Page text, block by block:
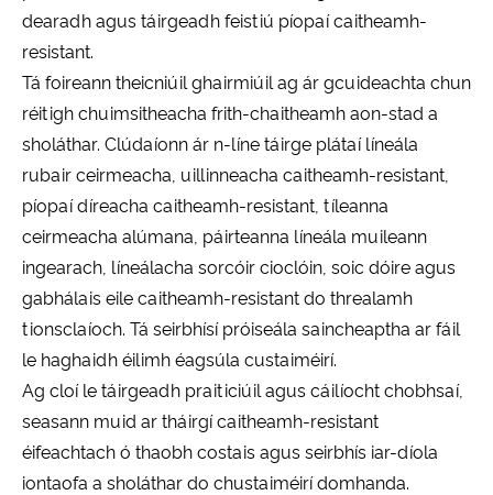
dearadh agus táirgeadh feistiú píopaí caitheamh-
resistant.
Tá foireann theicniúil ghairmiúil ag ár gcuideachta chun
réitigh chuimsitheacha frith-chaitheamh aon-stad a
sholáthar. Clúdaíonn ár n-líne táirge plátaí líneála
rubair ceirmeacha, uillinneacha caitheamh-resistant,
píopaí díreacha caitheamh-resistant, tíleanna
ceirmeacha alúmana, páirteanna líneála muileann
ingearach, líneálacha sorcóir cioclóin, soic dóire agus
gabhálais eile caitheamh-resistant do threalamh
tionsclaíoch. Tá seirbhísí próiseála saincheaptha ar fáil
le haghaidh éilimh éagsúla custaiméirí.
Ag cloí le táirgeadh praiticiúil agus cáilíocht chobhsaí,
seasann muid ar tháirgí caitheamh-resistant
éifeachtach ó thaobh costais agus seirbhís iar-díola
iontaofa a sholáthar do chustaiméirí domhanda.